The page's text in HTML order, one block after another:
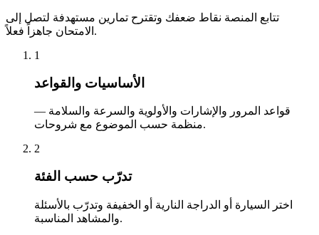
تتابع المنصة نقاط ضعفك وتقترح تمارين مستهدفة لتصل إلى
الامتحان جاهزاً فعلاً.
1
الأساسيات والقواعد
قواعد المرور والإشارات والأولوية والسرعة والسلامة —
منظمة حسب الموضوع مع شروحات.
2
تدرّب حسب الفئة
اختر السيارة أو الدراجة النارية أو الخفيفة وتدرّب بالأسئلة
والمشاهد المناسبة.